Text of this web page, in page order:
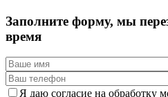
Заполните форму, мы
время
Я даю согласие на обработку